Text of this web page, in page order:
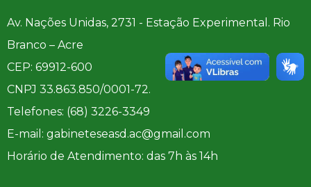
Av. Nações Unidas, 2731 - Estação Experimental. Rio
Branco – Acre
CEP: 69912-600
CNPJ 33.863.850/0001-72.
Telefones: (68) 3226-3349
E-mail: gabineteseasd.ac@gmail.com
Horário de Atendimento: das 7h às 14h